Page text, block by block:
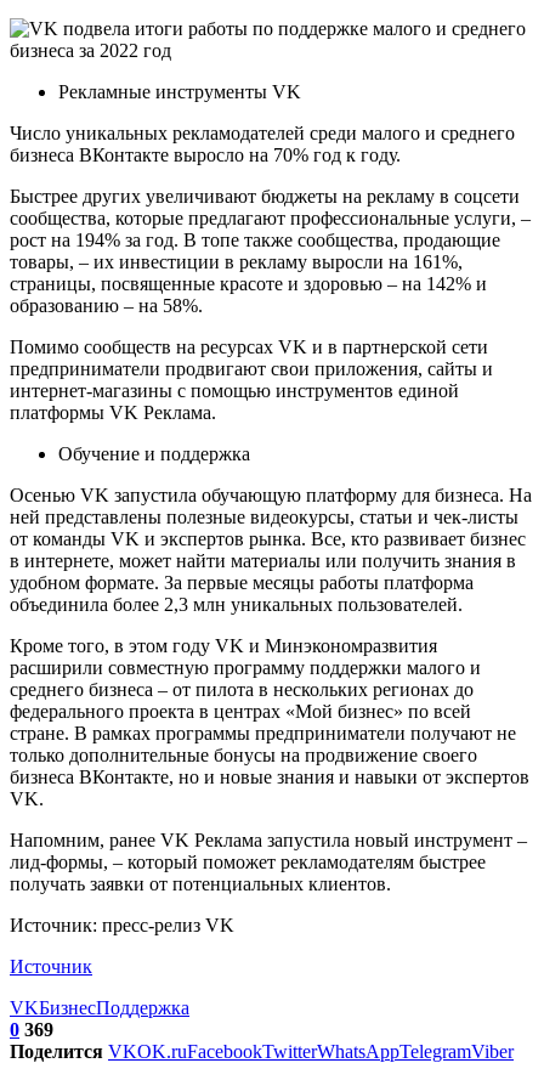
Рекламные инструменты VK
Число уникальных рекламодателей среди малого и среднего
бизнеса ВКонтакте выросло на 70% год к году.
Быстрее других увеличивают бюджеты на рекламу в соцсети
сообщества, которые предлагают профессиональные услуги, –
рост на 194% за год. В топе также сообщества, продающие
товары, – их инвестиции в рекламу выросли на 161%,
страницы, посвященные красоте и здоровью – на 142% и
образованию – на 58%.
Помимо сообществ на ресурсах VK и в партнерской сети
предприниматели продвигают свои приложения, сайты и
интернет-магазины с помощью инструментов единой
платформы VK Реклама.
Обучение и поддержка
Осенью VK запустила обучающую платформу для бизнеса. На
ней представлены полезные видеокурсы, статьи и чек-листы
от команды VK и экспертов рынка. Все, кто развивает бизнес
в интернете, может найти материалы или получить знания в
удобном формате. За первые месяцы работы платформа
объединила более 2,3 млн уникальных пользователей.
Кроме того, в этом году VK и Минэкономразвития
расширили совместную программу поддержки малого и
среднего бизнеса – от пилота в нескольких регионах до
федерального проекта в центрах «Мой бизнес» по всей
стране. В рамках программы предприниматели получают не
только дополнительные бонусы на продвижение своего
бизнеса ВКонтакте, но и новые знания и навыки от экспертов
VK.
Напомним, ранее VK Реклама запустила новый инструмент –
лид-формы, – который поможет рекламодателям быстрее
получать заявки от потенциальных клиентов.
Источник: пресс-релиз VK
Источник
VKБизнесПоддержка
0 369
Поделится VKOK.ruFacebookTwitterWhatsAppTelegramViber